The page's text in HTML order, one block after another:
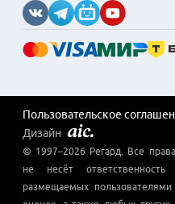
Пользовательское
Дизайн
© 1997–2026 Регард . Все
не несёт
размещаемых